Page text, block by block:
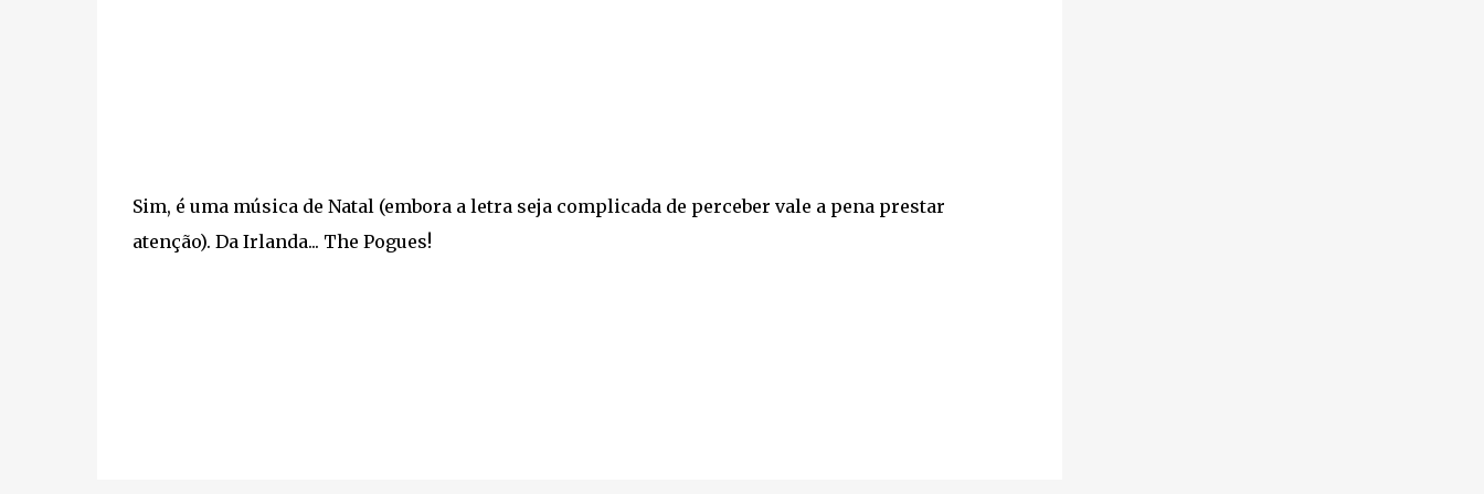
Sim, é uma música de Natal (embora a letra seja complicada de perceber vale a pena prestar
atenção). Da Irlanda... The Pogues!